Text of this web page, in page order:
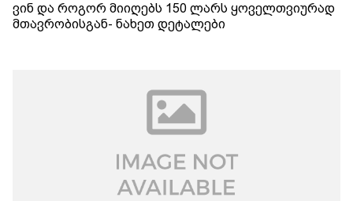
ვინ და როგორ მიიღებს 150 ლარს ყოველთვიურად
მთავრობისგან- ნახეთ დეტალები